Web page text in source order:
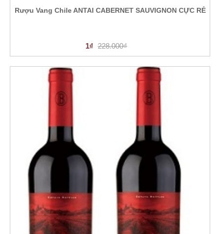
Rượu Vang Chile ANTAI CABERNET SAUVIGNON CỰC RẺ
1₫ 228.000₫